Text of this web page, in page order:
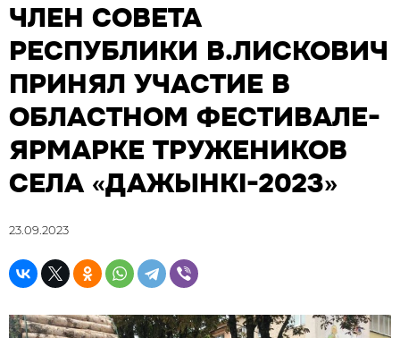
ЧЛЕН СОВЕТА
РЕСПУБЛИКИ В.ЛИСКОВИЧ
ПРИНЯЛ УЧАСТИЕ В
ОБЛАСТНОМ ФЕСТИВАЛЕ-
ЯРМАРКЕ ТРУЖЕНИКОВ
СЕЛА «ДАЖЫНКI-2023»
23.09.2023